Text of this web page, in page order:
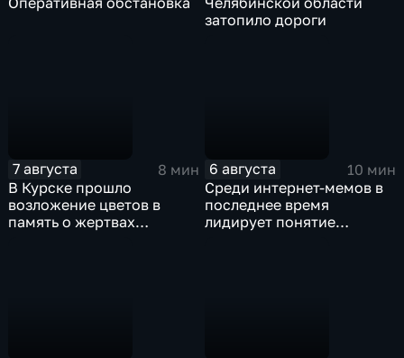
затопило дороги
7 августа
8 мин
В Курске прошло
возложение цветов в
память о жертвах
6 августа
10 мин
Среди интернет-мемов в
последнее время
лидирует понятие